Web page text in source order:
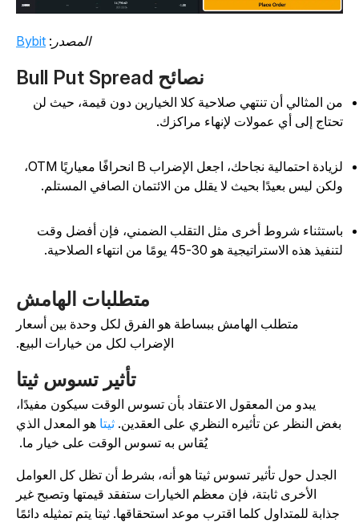
المصدر:Bybit
نصائح Bull Put Spread
المثالي أن تنتهي صلاحية كلا الخيارين دون قيمة، حيث لن
إلى أي عمولات لإنهاء مراكزك.
لزيادة احتمالية نجاحك، اجعل الإضراب B انحرافًا معياريًا OTM،
ليس بعيدًا بحيث لا يقلل من الائتمان الصافي المستلم.
شروط أخرى مثل التقلب الضمني، فإن أفضل وقت
هذه الاستراتيجية هو 30-45 يومًا من انتهاء الصلاحية.
متطلبات الهامش
متطلب الهامش ببساطة هو الفرق لكل وحدة بين أسعار
الإضراب لكل من خيارات البيع.
تأثير تسوس ثيتا
يبدو من المعقول الاعتقاد بأن تسوس الوقت سيكون مفيدًا،
النظر عن تأثيره النظري على العقدين.ثيتا هو المعدل الذي
يُقاس به تسوس الوقت على خيار ما.
الجدل حول تأثير تسوس ثيتا هو أنه، بشرط أن تظل كل العوامل
الأخرى ثابتة، فإن معظم الخيارات ستفقد قيمتها وتصبح غير
جذابة للمتداول كلما اقترب موعد استحقاقها. ثيتا يتم تمثيله دائمًا